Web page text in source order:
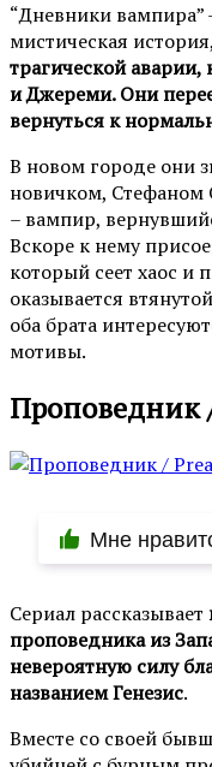
“Дневники вампира”
мистическая
трагической аварии,
и Джереми. Они
вернуться к
В новом городе они
новичком, Стефаном
– вампир,
Вскоре к нему
который сеет хаос и
оказывается
оба брата
мотивы.
Проповедник
Мне
Сериал рассказывает
проповедника из
невероятную силу
названием Генезис.
Вместе со своей